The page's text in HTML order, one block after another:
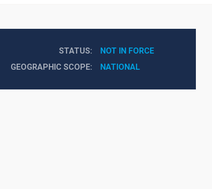
STATUS
NOT IN FORCE
GEOGRAPHIC SCOPE
NATIONAL